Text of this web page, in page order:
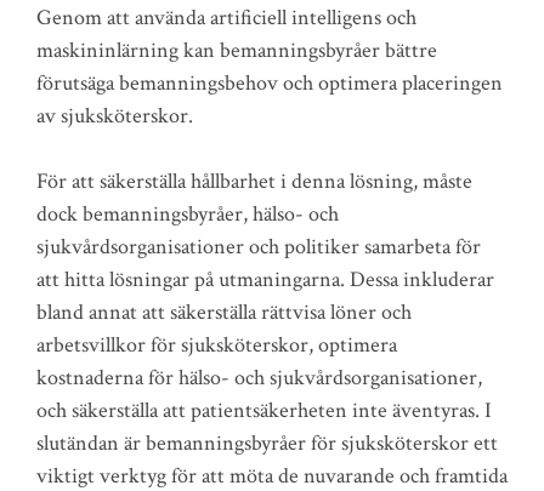
Genom att använda artificiell intelligens och
maskininlärning kan bemanningsbyråer bättre
förutsäga bemanningsbehov och optimera placeringen
av sjuksköterskor.
För att säkerställa hållbarhet i denna lösning, måste
dock bemanningsbyråer, hälso- och
sjukvårdsorganisationer och politiker samarbeta för
att hitta lösningar på utmaningarna. Dessa inkluderar
bland annat att säkerställa rättvisa löner och
arbetsvillkor för sjuksköterskor, optimera
kostnaderna för hälso- och sjukvårdsorganisationer,
och säkerställa att patientsäkerheten inte äventyras. I
slutändan är bemanningsbyråer för sjuksköterskor ett
viktigt verktyg för att möta de nuvarande och framtida